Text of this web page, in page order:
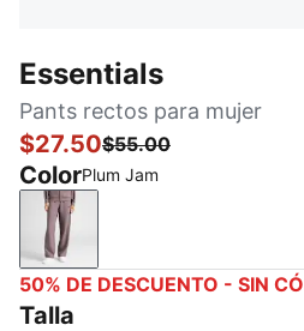
Essentials
Pants rectos para mujer
$27.50$55.00
ColorPlum Jam
Plum Jam
50% DE DESCUENTO - SIN
Talla